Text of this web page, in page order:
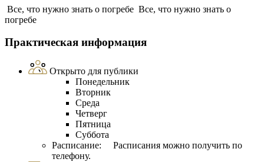
Все, что нужно знать о погребе Все, что нужно знать о
погребе
Практическая информация
Открыто для публики
Понедельник
Вторник
Среда
Четверг
Пятница
Суббота
Расписание: Расписания можно получить по
телефону.